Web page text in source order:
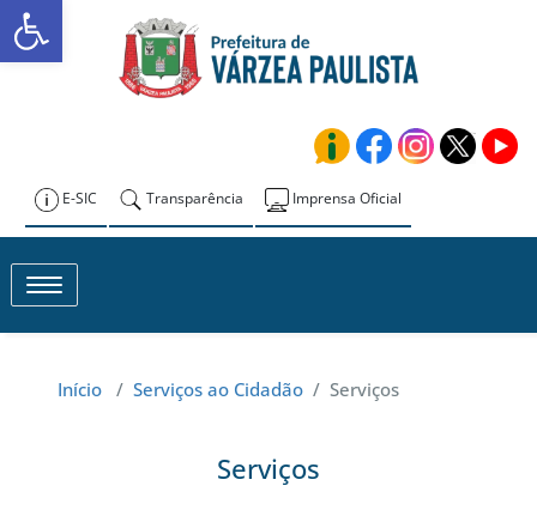
Skip
to
Prefeitura de
E-SIC Transparência Imprensa Oficial
Toggle navigation
Início / Serviços ao Cidadão / Serviços
Serviços